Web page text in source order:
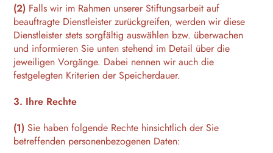
(2) Falls wir im Rahmen unserer Stiftungsarbeit auf
beauftragte Dienstleister zurückgreifen, werden wir diese
Dienstleister stets sorgfältig auswählen bzw. überwachen
und informieren Sie unten stehend im Detail über die
jeweiligen Vorgänge. Dabei nennen wir auch die
festgelegten Kriterien der Speicherdauer.
3. Ihre Rechte
(1) Sie haben folgende Rechte hinsichtlich der Sie
betreffenden personenbezogenen Daten: